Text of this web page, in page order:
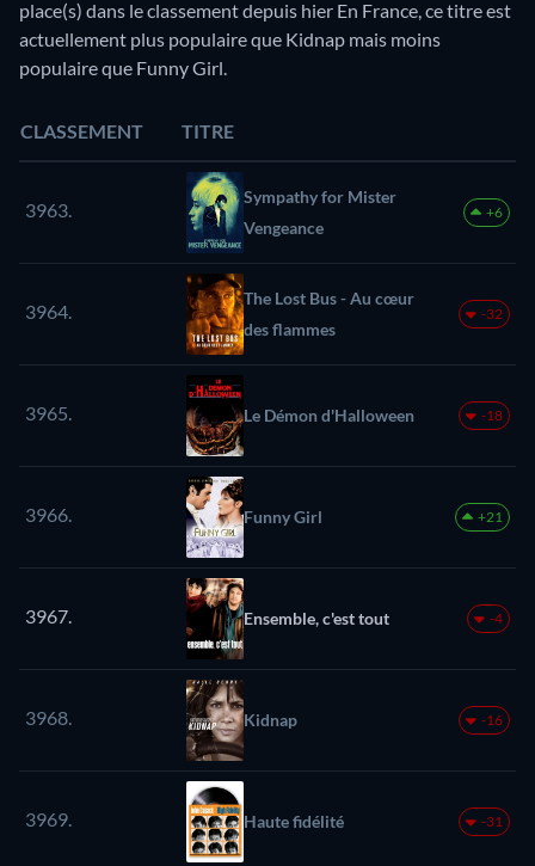
place(s) dans le classement depuis hier En France, ce titre est
actuellement plus populaire que Kidnap mais moins
populaire que Funny Girl.
CLASSEMENT TITRE
3963.
Sympathy for Mister
Vengeance
+6
3964.
The Lost Bus - Au cœur
des flammes
-32
3965. Le Démon d'Halloween -18
3966. Funny Girl +21
3967. Ensemble, c'est tout -4
3968. Kidnap -16
3969. Haute fidélité -31